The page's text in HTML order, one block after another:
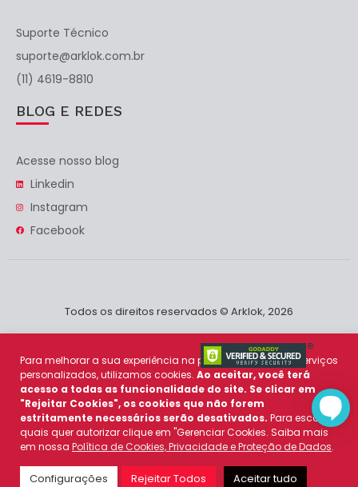
Suporte Técnico
suporte@arklok.com.br
(11) 4619-8810
BLOG E REDES
Acesse nosso blog
Linkedin
Instagram
Facebook
Todos os direitos reservados © Arklok, 2026
Para melhorar a sua experiência na plataforma e prover serviços
personalizados, utilizamos cookies. Ao aceitar, você terá
acesso a todas as funcionalidade do site. Se clicar em
"Rejeitar Cookies", os cookies que não forem
estritamente necessários serão desativados. Para escolher
quais quer autorizar clique em "Gerenciar Cookies. Saiba mais
em nossa Política de Cookies, Privacidade e Proteção de Dados.
Configurações Rejeitar Todos Aceitar tudo